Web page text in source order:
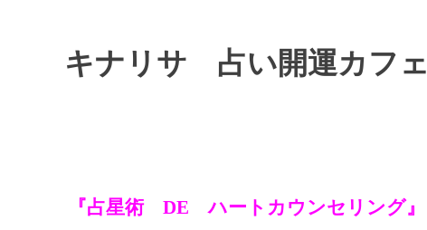
キナリサ 占い開運カフェ
『占星術 DE ハートカウンセリング』